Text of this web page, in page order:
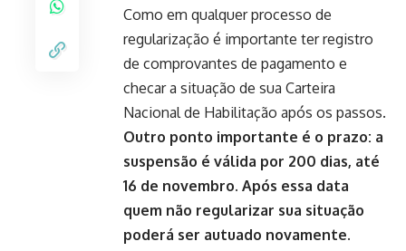
Como em qualquer processo de
regularização é importante ter registro
de comprovantes de pagamento e
checar a situação de sua Carteira
Nacional de Habilitação após os passos.
Outro ponto importante é o prazo: a
suspensão é válida por 200 dias, até
16 de novembro. Após essa data
quem não regularizar sua situação
poderá ser autuado novamente.